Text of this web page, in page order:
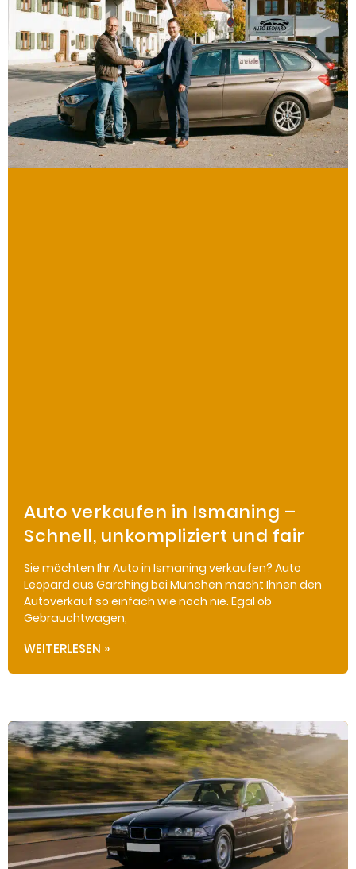
Auto verkaufen in Ismaning –
Schnell, unkompliziert und fair
Sie möchten Ihr Auto in Ismaning verkaufen? Auto
Leopard aus Garching bei München macht Ihnen den
Autoverkauf so einfach wie noch nie. Egal ob
Gebrauchtwagen,
WEITERLESEN »